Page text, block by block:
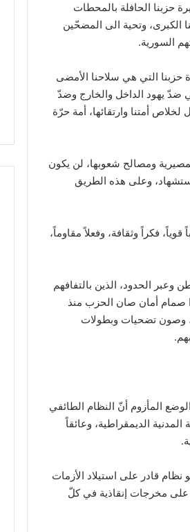
حزبنا الحافلة بالمحطات
الكبرى، وتحية الى المضحّين
السورية.
التي هي سلاحنا الأمضى
ضدّ يهود الداخل والخارج وضدّ
أمتنا وارتقائها، أمة حرّة
ومصالح شعوبها، لن يكون
وعلى هذه الطريق
فكراً وثقافة، وفعلاً مقاوماً،
وعبر الحدود، الذين بالتفافهم
صمام أمان صان الحزب منذ
وصون تضحيات وبطولات
المأزوم أنّ النظام الطائفي
الديمقراطية، وعائقاً
قادر على استيلاد الأزمات
على مخرجات إنقاذية في كلّ